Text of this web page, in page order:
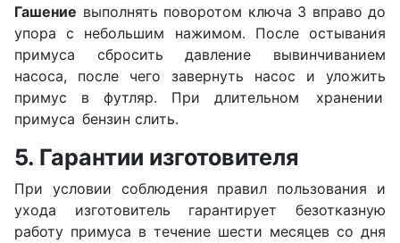
Гашение выполнять поворотом ключа 3 вправо до
упора с небольшим нажимом. После остывания
приму­са сбросить давление вывинчиванием
насоса, после чего завернуть насос и уложить
примус в футляр. При дли­тельном хранении
примуса бензин слить.
5. Гарантии изготовителя
При условии соблюдения правил пользования и
ухо­да изготовитель гарантирует безотказную
работу при­муса в течение шести месяцев со дня